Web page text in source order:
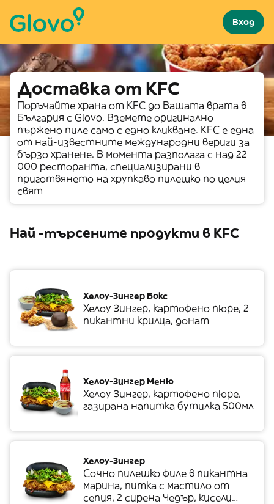
Вход
Доставка от KFC
Поръчайте храна от KFC до Вашата врата в
България с Glovo. Вземете оригинално
пържено пиле само с едно кликване. KFC е една
от най-известните международни вериги за
бързо хранене. В момента разполага с над 22
000 ресторанта, специализирани в
приготвянето на хрупкаво пилешко по целия
свят
Най -търсените продукти в KFC
Хелоу-Зингер Бокс
Хелоу Зингер, картофено пюре, 2
пикантни крилца, донат
Хелоу-Зингер Меню
Хелоу Зингер, картофено пюре,
газирана напитка бутилка 500мл
Хелоу-Зингер
Сочно пилешко филе в пикантна
марина, питка с мастило от
сепия, 2 сирена Чедър, кисели